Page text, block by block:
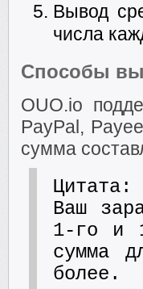
Вывод
числа
Способы
OUO.io
PayPal,
сумма
Цитата:
Ваш
1-го и
сумма
более.